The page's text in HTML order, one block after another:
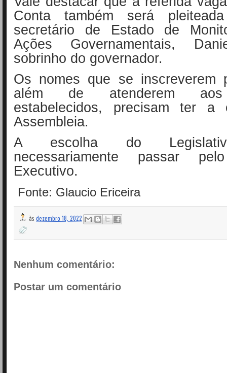
Conta também será
secretário de Estado de
Ações Governamentais,
sobrinho do governador.
Os nomes que se inscreverem
além de atenderem aos
estabelecidos, precisam ter a
Assembleia.
A escolha do
necessariamente passar
Executivo.
Fonte: Glaucio Ericeira
às dezembro 18, 2022
Nenhum comentário:
Postar um comentário